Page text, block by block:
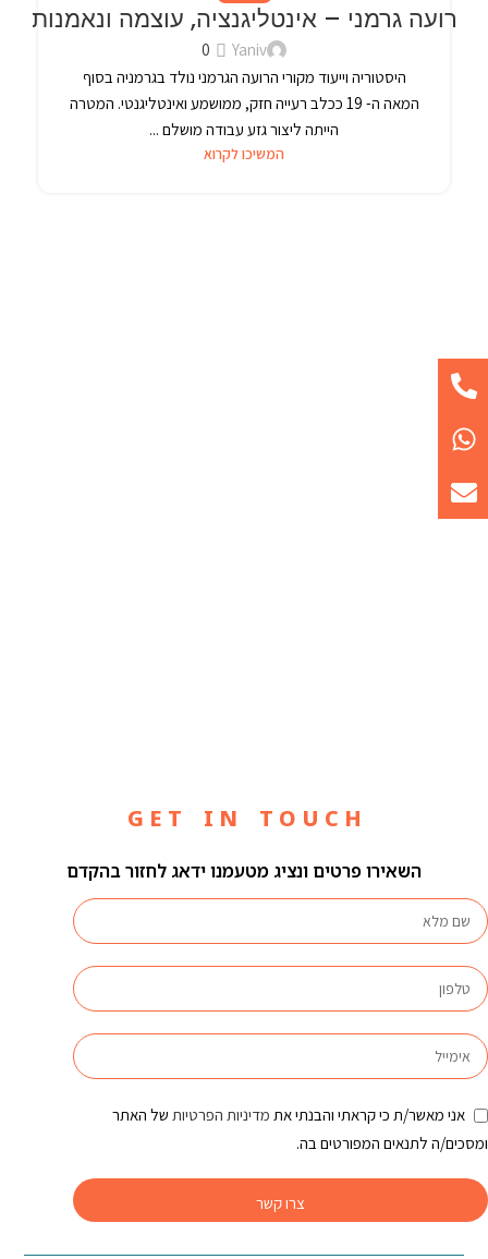
פבר
רועה גרמני – אינטליגנציה, עוצמה ונאמנות
Yaniv
0
היסטוריה וייעוד מקורי הרועה הגרמני נולד בגרמניה בסוף
המאה ה- 19 ככלב רעייה חזק, ממושמע ואינטליגנטי. המטרה
הייתה ליצור גזע עבודה מושלם ...
המשיכו לקרוא
G E T I N T O U C H
השאירו פרטים ונציג מטעמנו ידאג לחזור בהקדם
אני מאשר/ת כי קראתי והבנתי את מדיניות הפרטיות של האתר
ומסכים/ה לתנאים המפורטים בה.
צרו קשר